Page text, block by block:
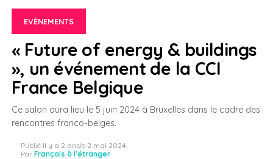
EVÈNEMENTS
« Future of energy & buildings
», un événement de la CCI
France Belgique
Ce salon aura lieu le 5 juin 2024 à Bruxelles dans le cadre des
rencontres franco-belges.
Publié il y a 2 ansle 2 mai 2024
Par Français à l'étranger